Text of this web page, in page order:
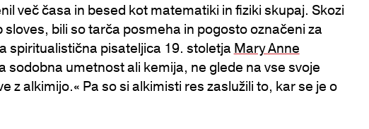
več časa in besed kot matematiki in fiziki skupaj. Skozi
bili so tarča posmeha in pogosto označeni za
spiritualistična pisateljica 19. stoletja Mary Anne
sodobna umetnost ali kemija, ne glede na vse svoje
z alkimijo.« Pa so si alkimisti res zaslužili to, kar se je o